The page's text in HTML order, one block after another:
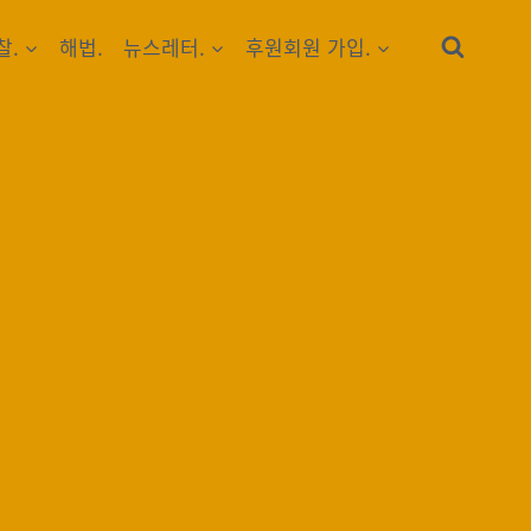
. 해법. 뉴스레터. 후원회원 가입.